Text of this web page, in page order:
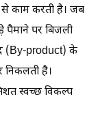
से काम करती है। जब
पैमाने पर बिजली
(By-product) के
निकलती है।
स्वच्छ विकल्प